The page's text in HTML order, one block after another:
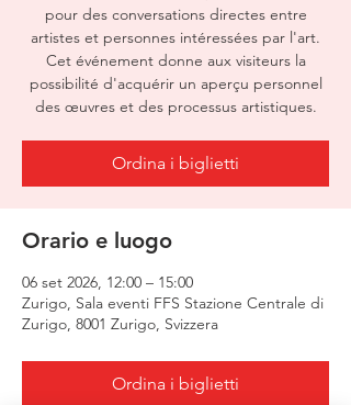
pour des conversations directes entre
artistes et personnes intéressées par l'art.
Cet événement donne aux visiteurs la
possibilité d'acquérir un aperçu personnel
des œuvres et des processus artistiques.
Ordina i biglietti
Orario e luogo
06 set 2026, 12:00 – 15:00
Zurigo, Sala eventi FFS Stazione Centrale di
Zurigo, 8001 Zurigo, Svizzera
Ordina i biglietti